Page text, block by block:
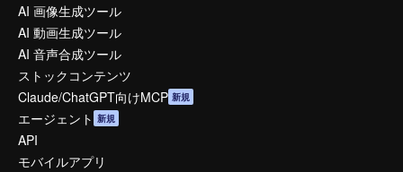
AI 画像生成ツール
AI 動画生成ツール
AI 音声合成ツール
ストックコンテンツ
Claude/ChatGPT向けMCP 新規
エージェント 新規
API
モバイルアプリ